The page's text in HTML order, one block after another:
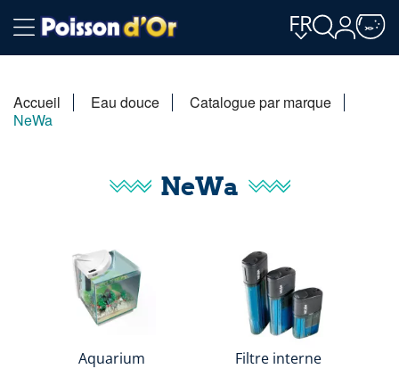
FR
Accueil Eau douce
Catalogue par marque
NeWa
NeWa
Aquarium Filtre interne